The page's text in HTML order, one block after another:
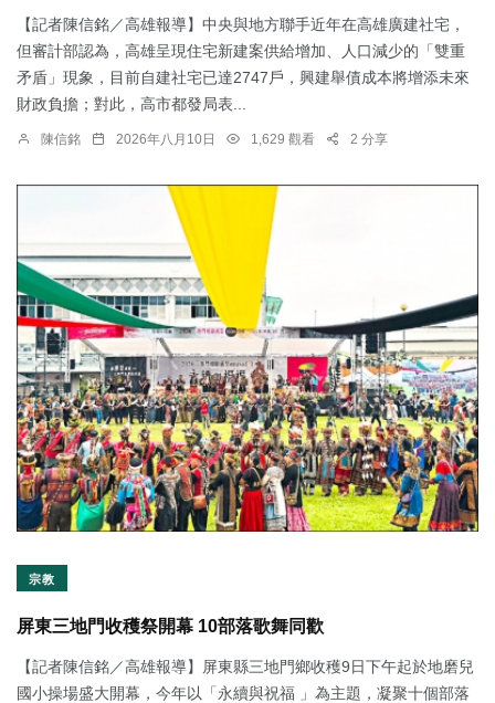
【記者陳信銘／高雄報導】中央與地方聯手近年在高雄廣建社宅，
但審計部認為，高雄呈現住宅新建案供給增加、人口減少的「雙重
矛盾」現象，目前自建社宅已達2747戶，興建舉債成本將增添未來
財政負擔；對此，高市都發局表...
陳信銘 2026年八月10日 1,629 觀看 2 分享
宗教
屏東三地門收穫祭開幕 10部落歌舞同歡
【記者陳信銘／高雄報導】屏東縣三地門鄉收穫9日下午起於地磨兒
國小操場盛大開幕，今年以「永續與祝福 」為主題，凝聚十個部落